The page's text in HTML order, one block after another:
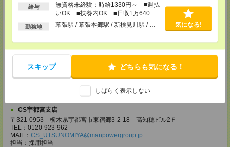
給与
無資格未経験：時給1330円～ ■週払
いOK ■扶養内OK ■日収1万640円
以上
勤務地 幕張駅 / 幕張本郷駅 / 新検見川駅 / … 気になる!
スキップ どちらも気になる！
しばらく表示しない
CS大宮支店
〒330-0854 埼玉県さいたま市大宮区桜木町 1-10-16 シーノ大宮ノース
ウイング 9階
TEL：0120-769-355
〒370-0831 群馬県高崎市あら町167 高崎第一生命ビルディング11Ｆ
TEL：027-320-6558
CS_TAKASAKI@manpowergroup.jp
CS宇都宮支店
〒321-0953 栃木県宇都宮市東宿郷3-2-18 高知穂ビル2Ｆ
TEL：0120-923-962
MAIL： CS_UTSUNOMIYA@manpowergroup.jp
担当：採用担当